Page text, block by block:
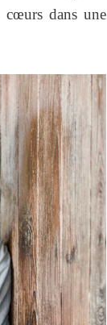
cœurs dans une